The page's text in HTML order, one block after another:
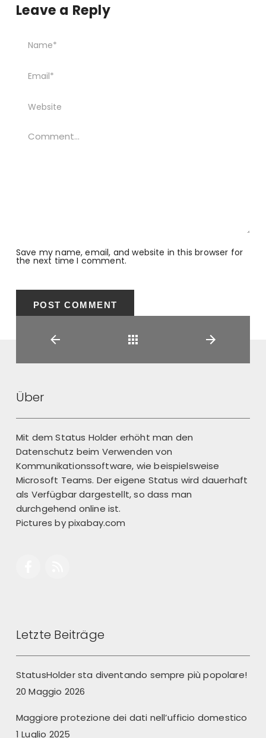
Leave a Reply
Save my name, email, and website in this browser for
the next time I comment.
Über
Mit dem Status Holder erhöht man den
Datenschutz beim Verwenden von
Kommunikationssoftware, wie beispielsweise
Microsoft Teams. Der eigene Status wird dauerhaft
als Verfügbar dargestellt, so dass man
durchgehend online ist.
Pictures bypixabay.com
Letzte Beiträge
StatusHolder sta diventando sempre più popolare!
20 Maggio 2026
Maggiore protezione dei dati nell’ufficio domestico
1 Luglio 2025